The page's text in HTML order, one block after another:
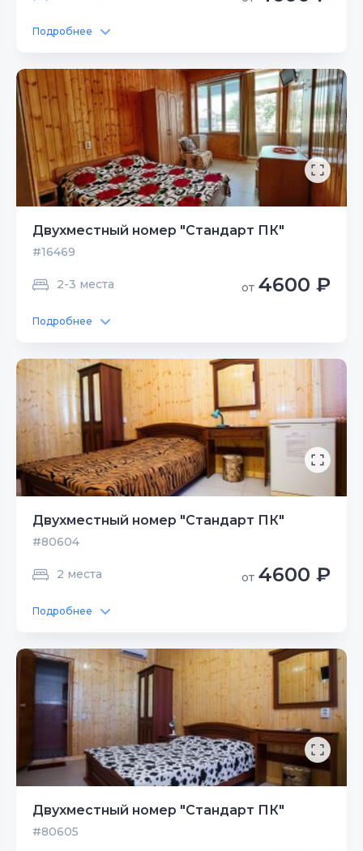
Подробнее
Двухместный номер "Стандарт ПК"
#16469
2-3 места от 4600 ₽
Подробнее
Двухместный номер "Стандарт ПК"
#80604
2 места от 4600 ₽
Подробнее
Двухместный номер "Стандарт ПК"
#80605